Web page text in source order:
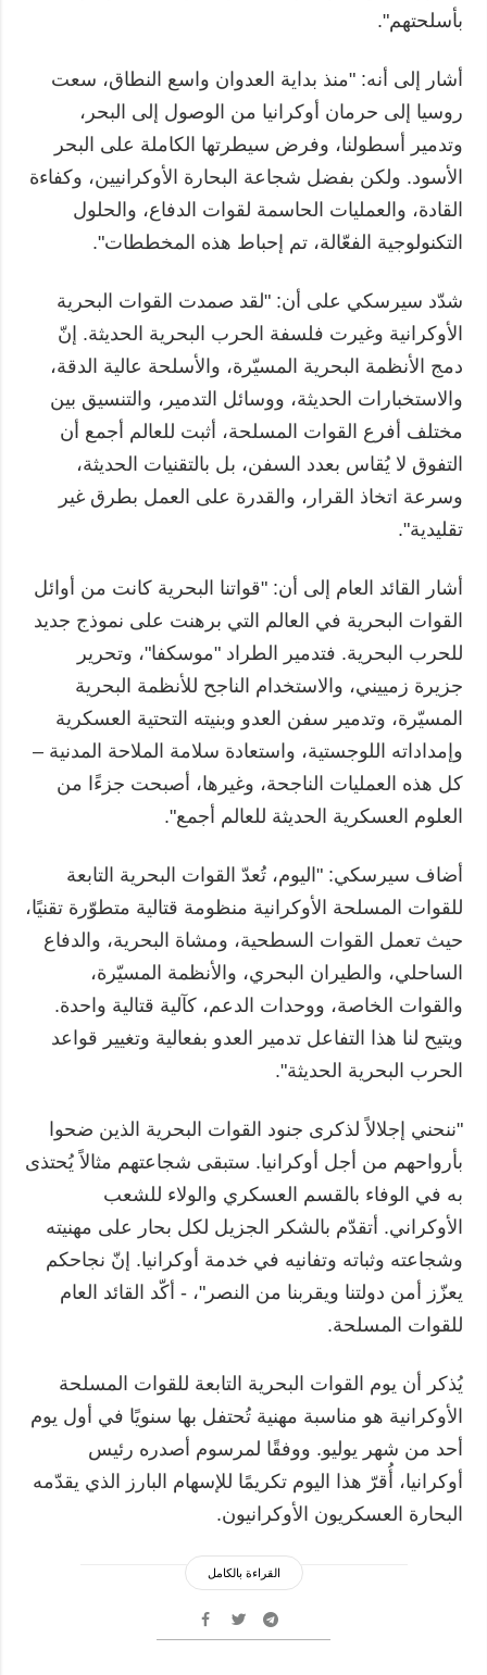
بأسلحتهم".
أشار إلى أنه: "منذ بداية العدوان واسع النطاق، سعت
روسيا إلى حرمان أوكرانيا من الوصول إلى البحر،
وتدمير أسطولنا، وفرض سيطرتها الكاملة على البحر
الأسود. ولكن بفضل شجاعة البحارة الأوكرانيين، وكفاءة
القادة، والعمليات الحاسمة لقوات الدفاع، والحلول
التكنولوجية الفعّالة، تم إحباط هذه المخططات".
شدّد سيرسكي على أن: "لقد صمدت القوات البحرية
الأوكرانية وغيرت فلسفة الحرب البحرية الحديثة. إنّ
دمج الأنظمة البحرية المسيّرة، والأسلحة عالية الدقة،
والاستخبارات الحديثة، ووسائل التدمير، والتنسيق بين
مختلف أفرع القوات المسلحة، أثبت للعالم أجمع أن
التفوق لا يُقاس بعدد السفن، بل بالتقنيات الحديثة،
وسرعة اتخاذ القرار، والقدرة على العمل بطرق غير
تقليدية".
أشار القائد العام إلى أن: "قواتنا البحرية كانت من أوائل
القوات البحرية في العالم التي برهنت على نموذج جديد
للحرب البحرية. فتدمير الطراد "موسكفا"، وتحرير
جزيرة زمييني، والاستخدام الناجح للأنظمة البحرية
المسيّرة، وتدمير سفن العدو وبنيته التحتية العسكرية
وإمداداته اللوجستية، واستعادة سلامة الملاحة المدنية –
كل هذه العمليات الناجحة، وغيرها، أصبحت جزءًا من
العلوم العسكرية الحديثة للعالم أجمع".
أضاف سيرسكي: "اليوم، تُعدّ القوات البحرية التابعة
للقوات المسلحة الأوكرانية منظومة قتالية متطوّرة تقنيًا،
حيث تعمل القوات السطحية، ومشاة البحرية، والدفاع
الساحلي، والطيران البحري، والأنظمة المسيّرة،
والقوات الخاصة، ووحدات الدعم، كآلية قتالية واحدة.
ويتيح لنا هذا التفاعل تدمير العدو بفعالية وتغيير قواعد
الحرب البحرية الحديثة".
"ننحني إجلالاً لذكرى جنود القوات البحرية الذين ضحوا
بأرواحهم من أجل أوكرانيا. ستبقى شجاعتهم مثالاً يُحتذى
به في الوفاء بالقسم العسكري والولاء للشعب
الأوكراني. أتقدّم بالشكر الجزيل لكل بحار على مهنيته
وشجاعته وثباته وتفانيه في خدمة أوكرانيا. إنّ نجاحكم
يعزّز أمن دولتنا ويقربنا من النصر"، - أكّد القائد العام
للقوات المسلحة.
يُذكر أن يوم القوات البحرية التابعة للقوات المسلحة
الأوكرانية هو مناسبة مهنية تُحتفل بها سنويًا في أول يوم
أحد من شهر يوليو. ووفقًا لمرسوم أصدره رئيس
أوكرانيا، أُقرّ هذا اليوم تكريمًا للإسهام البارز الذي يقدّمه
البحارة العسكريون الأوكرانيون.
القراءة بالكامل